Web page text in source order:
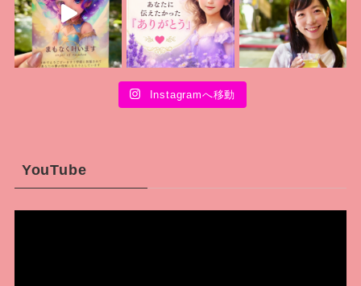
Instagramへ移動
YouTube